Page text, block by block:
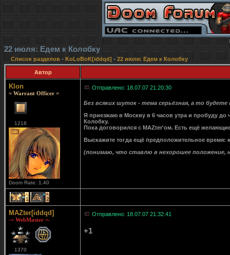
22 июля: Едем к Колобку
Список разделов- KoLoBoK[iddqd] - 22 июля: Едем к Колобку
Автор
Klon
= Warrant Officer =
1218
Doom Rate: 1.40
Отправлено: 18.07.07 21:20:30
Без всяких шуток - тема серьёзная, а то
Я приезжаю в Москву в 6 часов утра и пробуду до
Колобку.
Пока договорился с MAZter'ом. Есть ещё
Выскажите тогда ещё предположительное время:
(понимаю, что ставлю в нехорошее положение,
1 2
MAZter[iddqd]
-= WebMaster =-
1370
Отправлено: 18.07.07 21:32:41
+1